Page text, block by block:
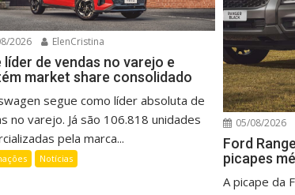
2026 ElenCristina
líder de vendas no varejo e
market share consolidado
segue como líder absoluta de
no varejo. Já são 106.818 unidades
pela marca...
Notícias
05/08/2026
Ford
picapes
A picape da